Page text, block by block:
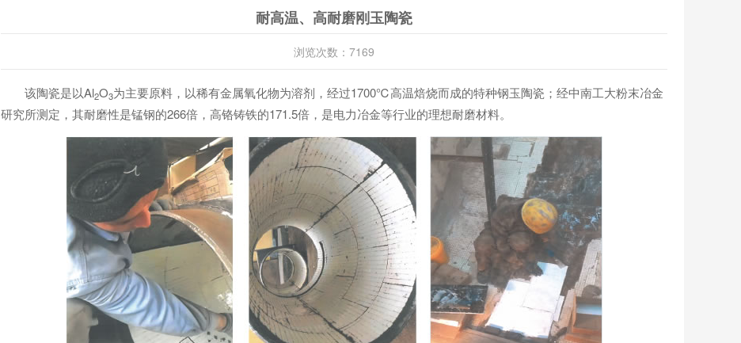
耐高温、高耐磨刚玉陶瓷
浏览次数：7169
该陶瓷是以Al2O3为主要原料，以稀有金属氧化物为溶剂，经过1700℃高温焙烧而成的特种钢玉陶瓷；经中南工大粉末冶金
研究所测定，其耐磨性是锰钢的266倍，高铬铸铁的171.5倍，是电力冶金等行业的理想耐磨材料。